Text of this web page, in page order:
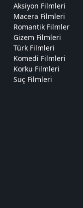
Aksiyon Filmleri
Macera Filmleri
Romantik Filmler
Gizem Filmleri
Türk Filmleri
Komedi Filmleri
Korku Filmleri
Suç Filmleri